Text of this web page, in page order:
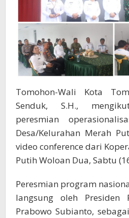
Tomohon-Wali Kota
Senduk, S.H.,
peresmian
Desa/Kelurahan Merah
video conference dari
Putih Woloan Dua, Sabtu
Peresmian program
langsung oleh Presiden
Prabowo Subianto,